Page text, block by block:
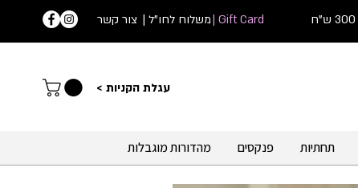
צור קשר | משלוח לחו"ל
עגלת הקניות >
Gift Card |
תחתיות פנקסים מהדורות מוגבלות